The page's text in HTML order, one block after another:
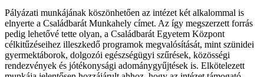
Pályázati munkájának köszönhetően az intézet két alkalommal is
elnyerte a Családbarát Munkahely címet. Az így megszerzett forrás
pedig lehetővé tette olyan, a Családbarát Egyetem Központ
célkitűzéseihez illeszkedő programok megvalósítását, mint szünidei
gyermektáborok, dolgozói egészségügyi szűrések, közösségi
rendezvények és jótékonysági adománygyűjtések is. Elkötelezett